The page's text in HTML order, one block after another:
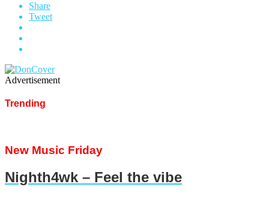
Share
Tweet
Advertisement
Trending
New Music Friday
Nighth4wk – Feel the vibe